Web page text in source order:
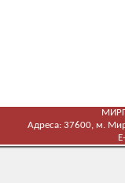
Адреса: 37600, м.